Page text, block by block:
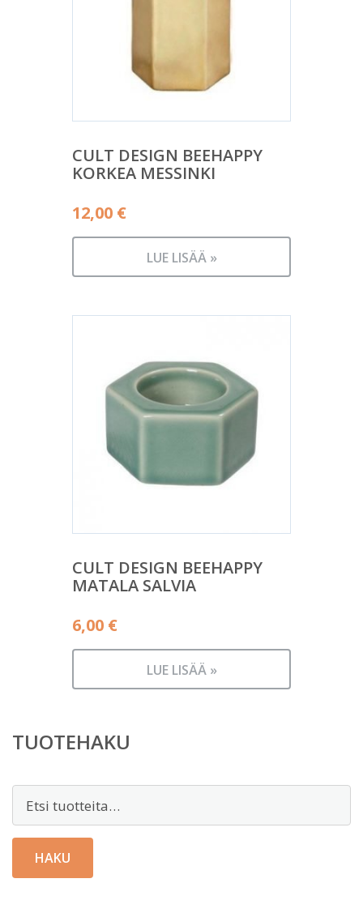
CULT DESIGN BEEHAPPY
KORKEA MESSINKI
12,00 €
LUE LISÄÄ »
CULT DESIGN BEEHAPPY
MATALA SALVIA
6,00 €
LUE LISÄÄ »
TUOTEHAKU
HAKU